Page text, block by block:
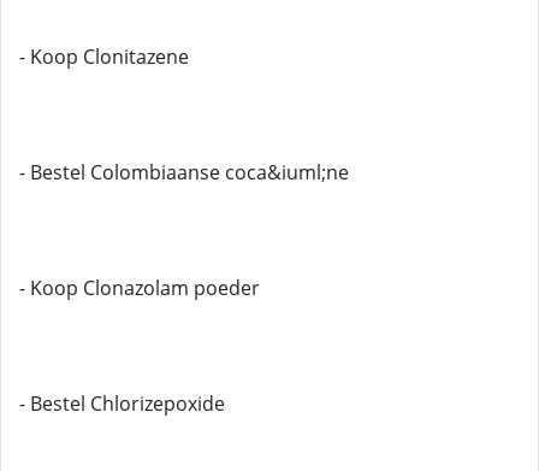
- Koop Clonitazene
- Bestel Colombiaanse coca&iuml;ne
- Koop Clonazolam poeder
- Bestel Chlorizepoxide